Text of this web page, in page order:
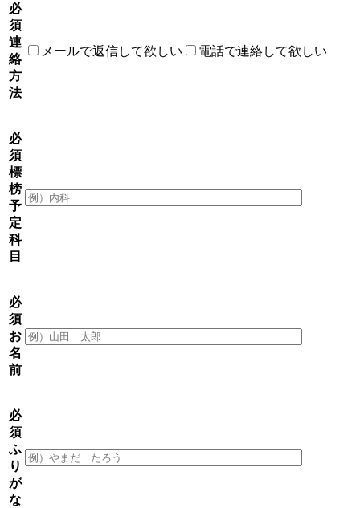
必
須
連
絡
方
法
メールで返信して欲しい 電話で連絡して欲しい
必
須
標
榜
予
定
科
目
必
須
お
名
前
必
須
ふ
り
が
な